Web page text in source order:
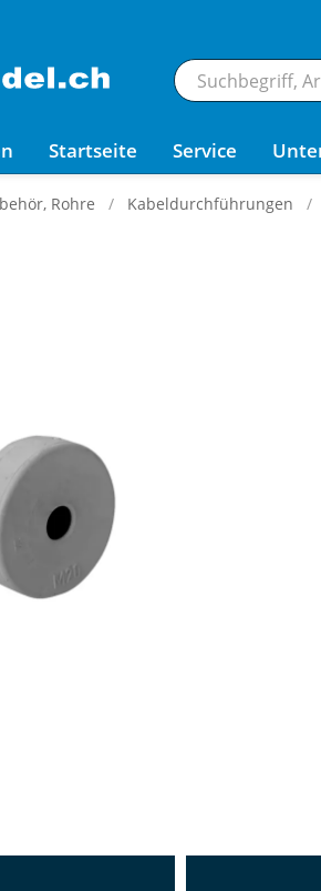
Startseite Service
Rohre Kabeldurchführungen